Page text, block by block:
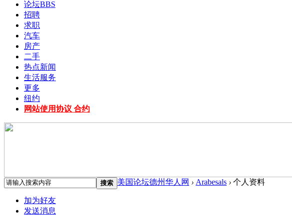
论坛BBS
招聘
求职
汽车
房产
二手
热点新闻
生活服务
更多
纽约
网站使用协议 合约
搜索 美国论坛德州华人网 › Arabesals › 个人资料
加为好友
发送消息